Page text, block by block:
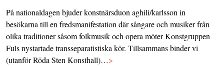
På nationaldagen bjuder konstnärsduon aghili/karlsson in
besökarna till en fredsmanifestation där sångare och musiker från
olika traditioner såsom folkmusik och opera möter Konstgruppen
Fuls nystartade transseparatistiska kör. Tillsammans binder vi
(utanför Röda Sten Konsthall)…>